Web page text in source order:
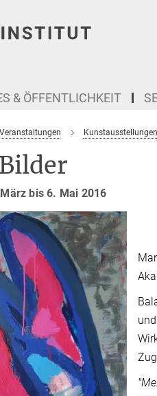
& ÖFFENTLICHKEIT
Veranstaltungen Kunstausstellungen
bis 6. Mai 2016